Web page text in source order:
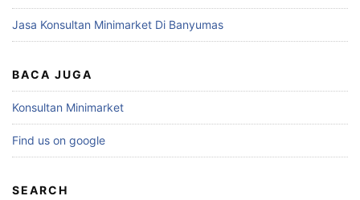
Jasa Konsultan Minimarket Di Banyumas
BACA JUGA
Konsultan Minimarket
Find us on google
SEARCH